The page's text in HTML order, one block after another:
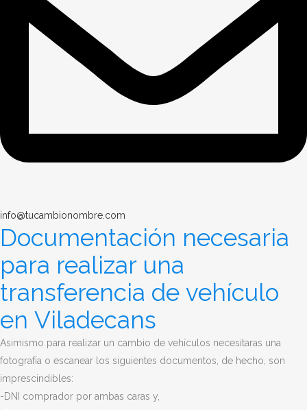
info@tucambionombre.com
Documentación necesaria
para realizar una
transferencia de vehículo
en Viladecans
Asimismo para realizar un cambio de vehículos necesitaras una
fotografía o escanear los siguientes documentos, de hecho, son
imprescindibles:
-DNI comprador por ambas caras y,